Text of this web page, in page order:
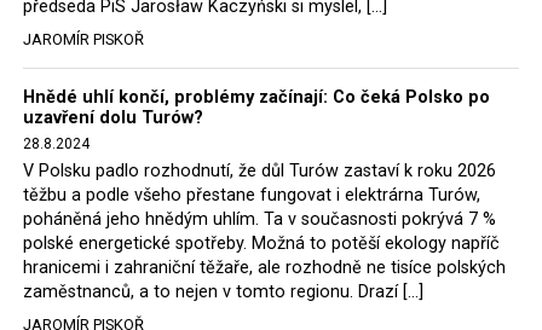
Bodnar. Musel získat politický souhlas vládnoucí koalice.
Stále jsou totiž platné argumenty Morawieckého vlády,
že důl i elektrárna jsou – kromě zabezpečování cca 7 %
polského energetického mixu – klíčovými podniky, spolu
se svými dceřinými společnostmi zaměstnávají cca pět
tisíc lidí. Navíc s činností dolu a elektrárny nepřímo
souvisí dalších několik desítek tisíc pracovních míst v
regionu. Zelená politika ale opět zvítězila.
Rozhodnutí polského ministra spravedlnosti jistě potěší
německé, české a polské ekology, kteří žalobu u
předseda PiS Jarosław Kaczyński si myslel, […]
JAROMÍR PISKOŘ
Hnědé uhlí končí, problémy začínají: Co čeká Polsko po
uzavření dolu Turów?
28.8.2024
V Polsku padlo rozhodnutí, že důl Turów zastaví k roku 2026
těžbu a podle všeho přestane fungovat i elektrárna Turów,
poháněná jeho hnědým uhlím. Ta v současnosti pokrývá 7 %
polské energetické spotřeby. Možná to potěší ekology napříč
hranicemi i zahraniční těžaře, ale rozhodně ne tisíce polských
zaměstnanců, a to nejen v tomto regionu. Drazí […]
JAROMÍR PISKOŘ